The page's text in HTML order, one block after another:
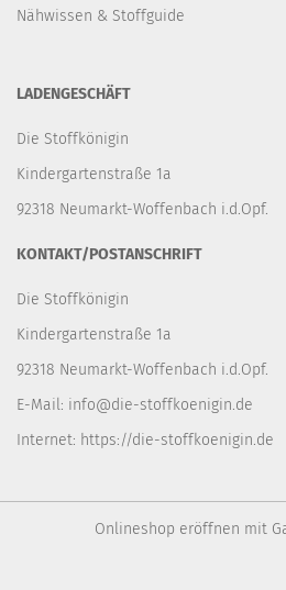
Nähwissen & Stoffguide
LADENGESCHÄFT
Die Stoffkönigin
Kindergartenstraße 1a
92318 Neumarkt-Woffenbach i.d.Opf.
KONTAKT/POSTANSCHRIFT
Die Stoffkönigin
Kindergartenstraße 1a
92318 Neumarkt-Woffenbach i.d.Opf.
E-Mail: info@die-stoffkoenigin.de
Internet: https://die-stoffkoenigin.de
Onlineshop eröffnen mit